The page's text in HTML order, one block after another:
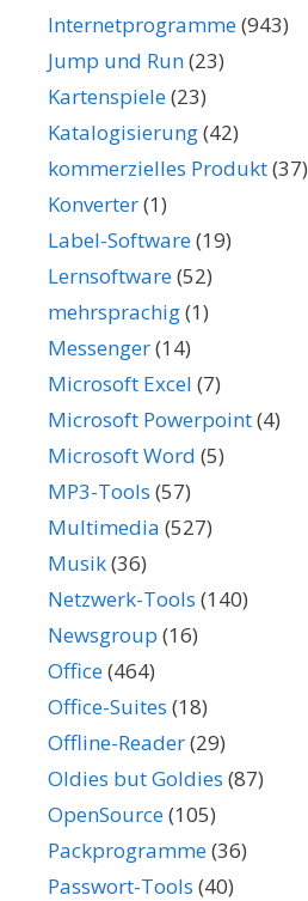
Internetprogramme(943)
Jump und Run(23)
Kartenspiele(23)
Katalogisierung(42)
kommerzielles Produkt(37)
Konverter(1)
Label-Software(19)
Lernsoftware(52)
mehrsprachig(1)
Messenger(14)
Microsoft Excel (7)
Microsoft Powerpoint(4)
Microsoft Word (5)
MP3-Tools (57)
Multimedia (527)
Musik(36)
Netzwerk-Tools (140)
Newsgroup (16)
Office(464)
Office-Suites (18)
Offline-Reader(29)
Oldies but Goldies (87)
OpenSource(105)
Packprogramme(36)
Passwort-Tools (40)